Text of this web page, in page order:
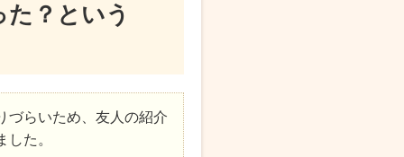
？という
づらいため、友人の紹介
た。